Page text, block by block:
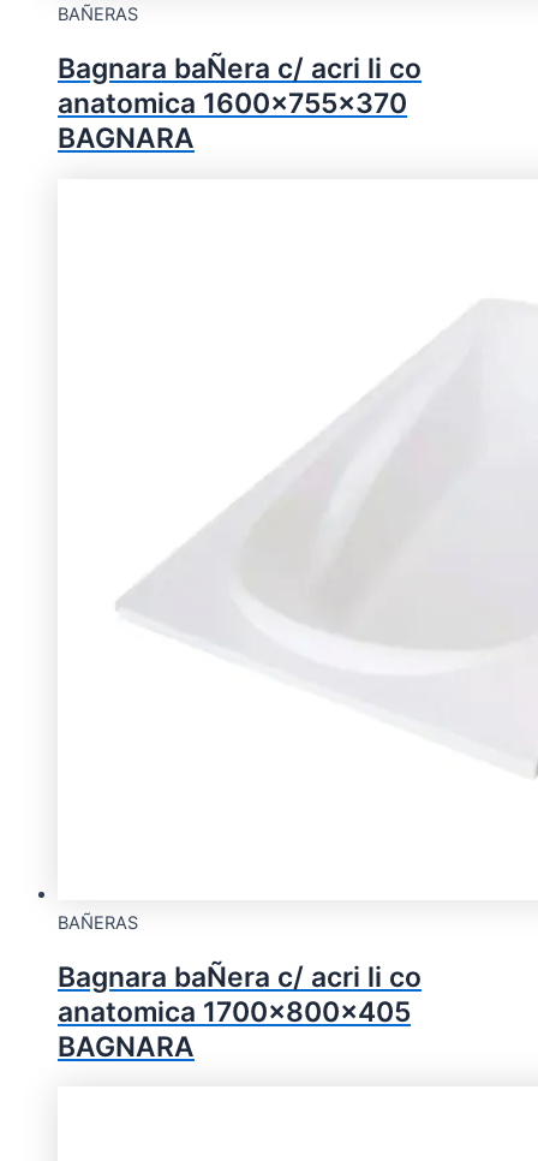
BAÑERAS
Bagnara baÑera c/ acri li co
anatomica 1600x755x370
BAGNARA
BAÑERAS
Bagnara baÑera c/ acri li co
anatomica 1700x800x405
BAGNARA